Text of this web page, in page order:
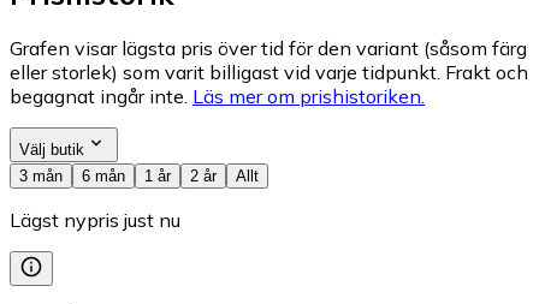
Grafen visar lägsta pris över tid för den variant (såsom färg
eller storlek) som varit billigast vid varje tidpunkt. Frakt och
begagnat ingår inte. Läs mer om prishistoriken.
Välj butik
3 mån
6 mån 1 år 2 år Allt
Lägst nypris just nu